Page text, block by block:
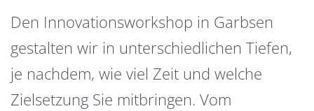
Den Innovationsworkshop in Garbsen
gestalten wir in unterschiedlichen Tiefen,
je nachdem, wie viel Zeit und welche
Zielsetzung Sie mitbringen. Vom